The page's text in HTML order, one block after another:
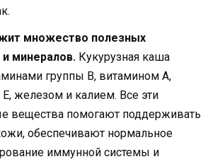
множество полезных
минералов. Кукурузная каша
группы B, витамином А,
железом и калием. Все эти
вещества помогают поддерживать
обеспечивают нормальное
иммунной системы и